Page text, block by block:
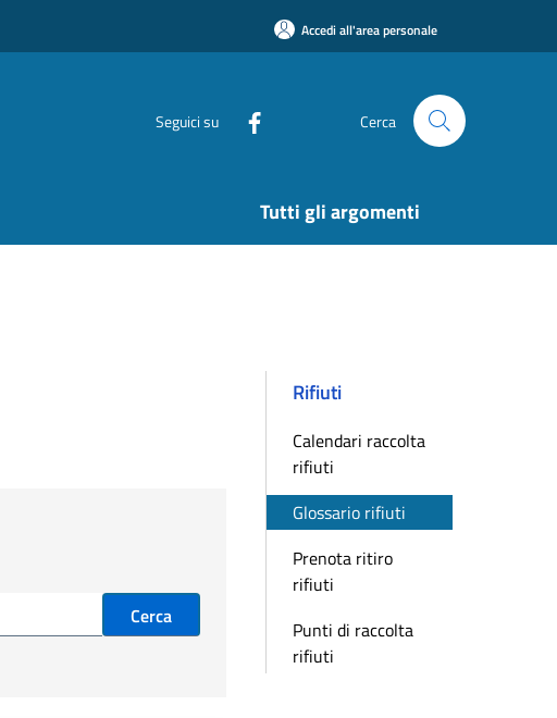
Accedi all'area personale
Seguici su Cerca
Tutti gli argomenti
Cerca
Rifiuti
Calendari raccolta
rifiuti
Glossario rifiuti
Prenota ritiro
rifiuti
Punti di raccolta
rifiuti